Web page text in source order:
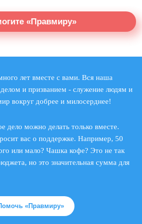
«Правмиру»
лет вместе с вами. Вся наша
и призванием - служение людям и
вокруг добрее и милосерднее!
дело можно делать только вместе.
вас о поддержке. Например, 50
или мало? Чашка кофе? Это не так
но это значительная сумма для
«Правмиру»